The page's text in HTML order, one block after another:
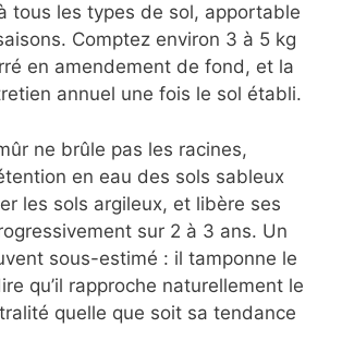
tous les types de sol, apportable
Comptez environ 3 à 5 kg
en amendement de fond, et la
annuel une fois le sol établi.
ne brûle pas les racines,
en eau des sols sableux
les sols argileux, et libère ses
sur 2 à 3 ans. Un
sous-estimé : il tamponne le
qu’il rapproche naturellement le
quelle que soit sa tendance